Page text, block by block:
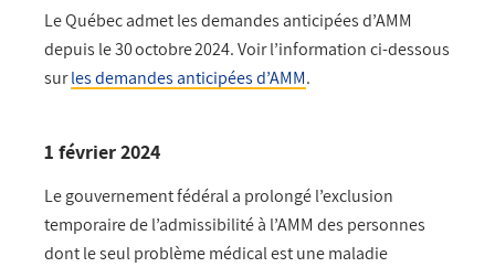
Le Québec admet les demandes anticipées d’AMM
depuis le 30 octobre 2024. Voir l’information ci-dessous
surles demandes anticipées d’AMM.
1 février 2024
Le gouvernement fédéral a prolongé l’exclusion
temporaire de l’admissibilité à l’AMM des personnes
dont le seul problème médical est une maladie